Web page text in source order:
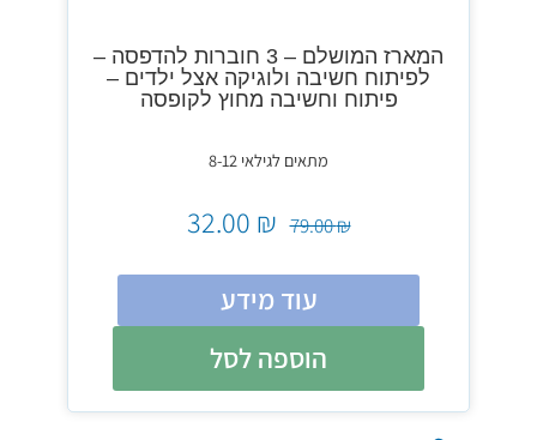
המארז המושלם – 3 חוברות להדפסה –
לפיתוח חשיבה ולוגיקה אצל ילדים –
פיתוח וחשיבה מחוץ לקופסה
מתאים לגילאי 8-12
₪
79.00
₪
עוד מידע
הוספה לסל